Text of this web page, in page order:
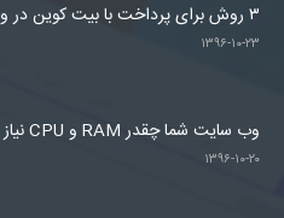
۳ روش برای پرداخت با بیت کوین در وب سایت شما
۱۳۹۶-۱۰-۲۳
وب سایت شما چقدر RAM و CPU نیاز دارد؟
۱۳۹۶-۱۰-۲۰